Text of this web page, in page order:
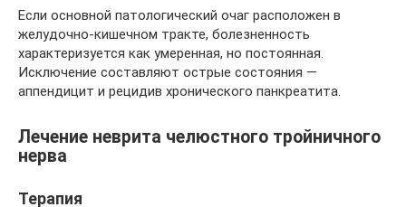
Если основной патологический очаг расположен в
желудочно-кишечном тракте, болезненность
характеризуется как умеренная, но постоянная.
Исключение составляют острые состояния —
аппендицит и рецидив хронического панкреатита.
Лечение неврита челюстного тройничного
нерва
Терапия